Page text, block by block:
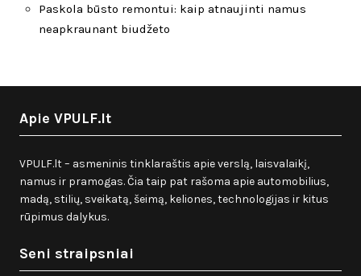
Paskola būsto remontui: kaip atnaujinti namus
neapkraunant biudžeto
Apie VPULF.lt
VPULF.lt – asmeninis tinklaraštis apie verslą, laisvalaikį,
namus ir pramogas. Čia taip pat rašoma apie automobilius,
madą, stilių, sveikatą, šeimą, keliones, technologijas ir kitus
rūpimus dalykus.
Seni straipsniai